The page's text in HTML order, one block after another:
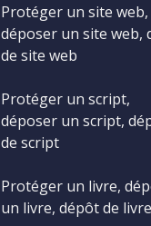
Protéger un site web,
déposer un site web,
de site web
Protéger un script,
déposer un script,
de script
Protéger un livre,
un livre, dépôt de livre